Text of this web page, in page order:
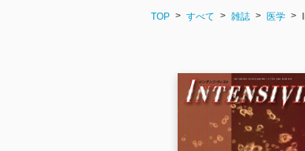
TOP すべて 雑誌 医学